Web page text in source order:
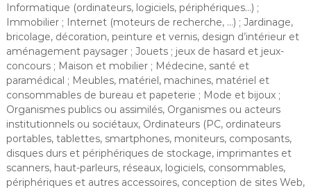
Informatique (ordinateurs, logiciels, périphériques…) ;
Immobilier ; Internet (moteurs de recherche, …) ; Jardinage,
bricolage, décoration, peinture et vernis, design d’intérieur et
aménagement paysager ; Jouets ; jeux de hasard et jeux-
concours ; Maison et mobilier ; Médecine, santé et
paramédical ; Meubles, matériel, machines, matériel et
consommables de bureau et papeterie ; Mode et bijoux ;
Organismes publics ou assimilés, Organismes ou acteurs
institutionnels ou sociétaux, Ordinateurs (PC, ordinateurs
portables, tablettes, smartphones, moniteurs, composants,
disques durs et périphériques de stockage, imprimantes et
scanners, haut-parleurs, réseaux, logiciels, consommables,
périphériques et autres accessoires, conception de sites Web,